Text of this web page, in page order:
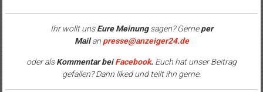
Ihr wollt unsEure Meinungsagen? Gerneper
Mailan presse@anzeiger24.de
oder alsKommentar beiFacebook. Euch hat unser Beitrag
gefallen? Dann liked und teilt ihn gerne.